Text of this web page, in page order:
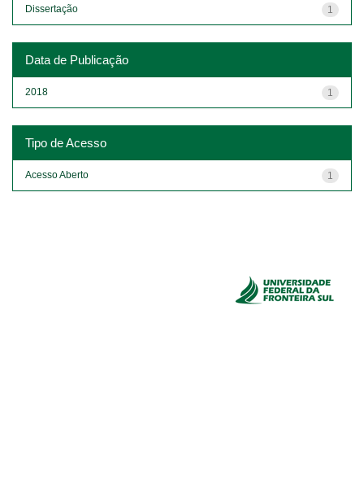
1
Dissertação
Data de Publicação
1
2018
Tipo de Acesso
1
Acesso Aberto